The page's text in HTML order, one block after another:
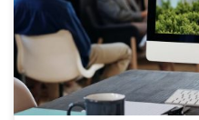
es der Name von diesem
um einen ersten Überblick
unsere Lösung für lokales
Wir werden […]